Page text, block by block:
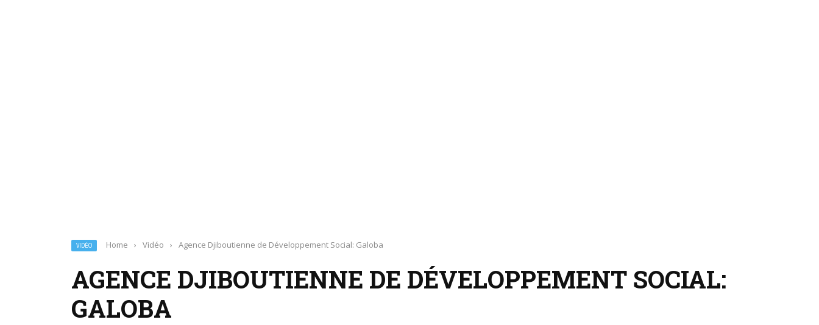
VIDÉO Home › Vidéo › Agence Djiboutienne de Développement Social: Galoba
AGENCE DJIBOUTIENNE DE DÉVELOPPEMENT SOCIAL:
GALOBA